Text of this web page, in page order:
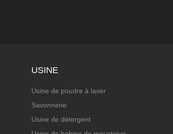
USINE
Usine de poudre à laver
Savonnerie
Usine de détergent